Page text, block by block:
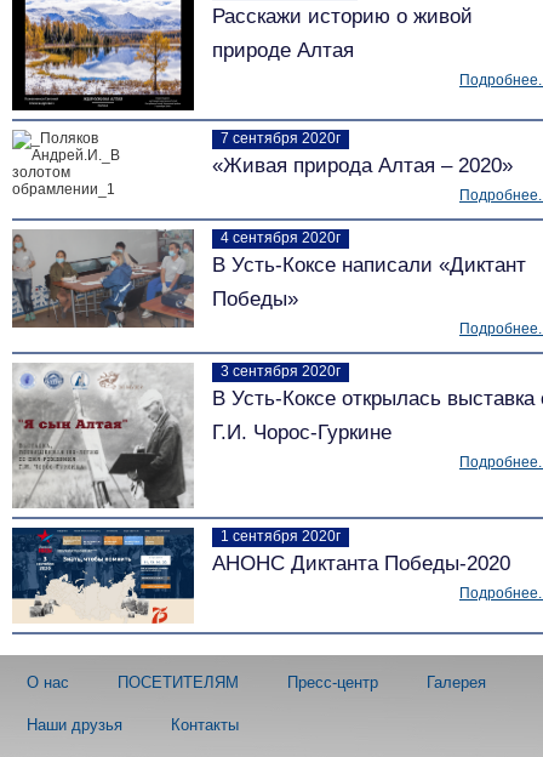
Расскажи историю о живой
природе Алтая
7 сентября 2020г
«Живая природа Алтая – 2020»
4 сентября 2020г
В Усть-Коксе написали «Диктант
Победы»
3 сентября 2020г
В Усть-Коксе открылась выставка
Г.И. Чорос-Гуркине
1 сентября 2020г
АНОНС Диктанта Победы-2020
О нас ПОСЕТИТЕЛЯМ Пресс-центр Галерея
Наши друзья Контакты